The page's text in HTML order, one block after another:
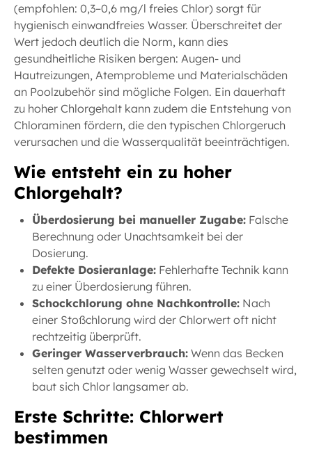
(empfohlen: 0,3–0,6 mg/l freies Chlor) sorgt für
hygienisch einwandfreies Wasser. Überschreitet der
Wert jedoch deutlich die Norm, kann dies
gesundheitliche Risiken bergen: Augen- und
Hautreizungen, Atemprobleme und Materialschäden
an Poolzubehör sind mögliche Folgen. Ein dauerhaft
zu hoher Chlorgehalt kann zudem die Entstehung von
Chloraminen fördern, die den typischen Chlorgeruch
verursachen und die Wasserqualität beeinträchtigen.
Wie entsteht ein zu hoher
Chlorgehalt?
Überdosierung bei manueller Zugabe:Falsche
Berechnung oder Unachtsamkeit bei der
Dosierung.
Defekte Dosieranlage:Fehlerhafte Technik kann
zu einer Überdosierung führen.
Schockchlorung ohne Nachkontrolle:Nach
einer Stoßchlorung wird der Chlorwert oft nicht
rechtzeitig überprüft.
Geringer Wasserverbrauch:Wenn das Becken
selten genutzt oder wenig Wasser gewechselt wird,
baut sich Chlor langsamer ab.
Erste Schritte: Chlorwert
bestimmen